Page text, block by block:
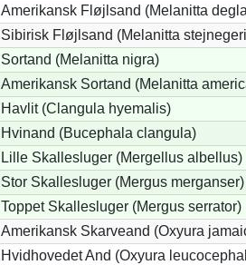
Amerikansk Fløjlsand (Melanitta
Sibirisk Fløjlsand (Melanitta
Sortand (Melanitta nigra)
Amerikansk Sortand (Melanitta
Havlit (Clangula hyemalis)
Hvinand (Bucephala clangula)
Lille Skallesluger (Mergellus albellus)
Stor Skallesluger (Mergus merganser)
Toppet Skallesluger (Mergus serrator)
Amerikansk Skarveand (Oxyura
Hvidhovedet And (Oxyura